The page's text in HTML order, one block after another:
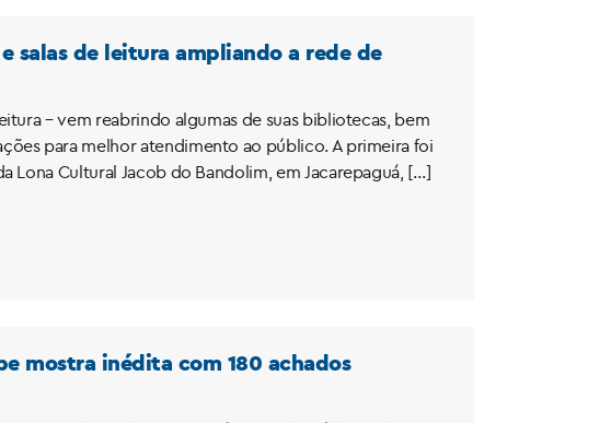
salas de leitura ampliando a rede de
– vem reabrindo algumas de suas bibliotecas, bem
para melhor atendimento ao público. A primeira foi
Lona Cultural Jacob do Bandolim, em Jacarepaguá, […]
mostra inédita com 180 achados